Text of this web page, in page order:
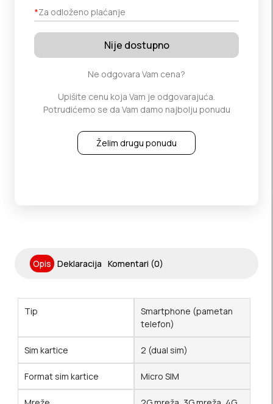
*Za odloženo plaćanje
Nije dostupno
Ne odgovara Vam cena?
Upišite cenu koja Vam je odgovarajuća.
Potrudićemo se da Vam damo najbolju ponudu
Želim drugu ponudu
Opis Deklaracija Komentari (0)
Tip
Smartphone (pametan
telefon)
Sim kartice 2 (dual sim)
Format sim kartice Micro SIM